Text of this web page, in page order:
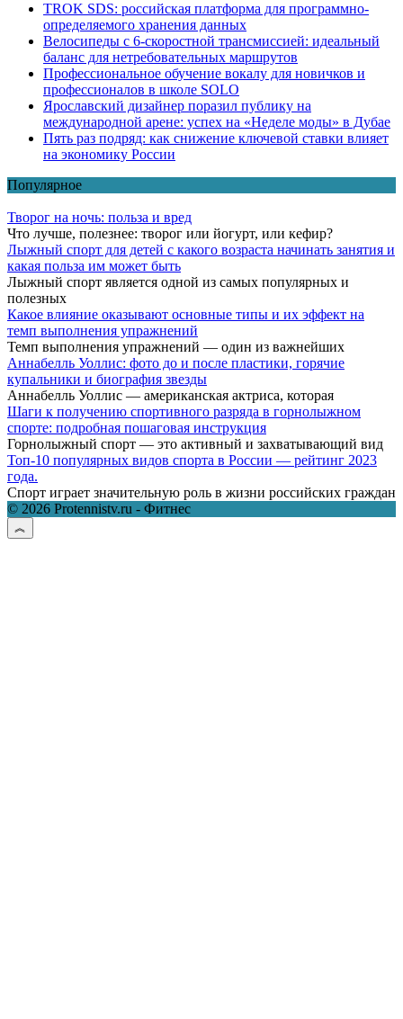
TROK SDS: российская платформа для программно-
определяемого хранения данных
Велосипеды с 6-скоростной трансмиссией: идеальный
баланс для нетребовательных маршрутов
Профессиональное обучение вокалу для новичков и
профессионалов в школе SOLO
Ярославский дизайнер поразил публику на
международной арене: успех на «Неделе моды» в Дубае
Пять раз подряд: как снижение ключевой ставки влияет
на экономику России
Популярное
Творог на ночь: польза и вред
Что лучше, полезнее: творог или йогурт, или кефир?
Лыжный спорт для детей с какого возраста начинать занятия и
какая польза им может быть
Лыжный спорт является одной из самых популярных и
полезных
Какое влияние оказывают основные типы и их эффект на
темп выполнения упражнений
Темп выполнения упражнений — один из важнейших
Аннабелль Уоллис: фото до и после пластики, горячие
купальники и биография звезды
Аннабелль Уоллис — американская актриса, которая
Шаги к получению спортивного разряда в горнолыжном
спорте: подробная пошаговая инструкция
Горнолыжный спорт — это активный и захватывающий вид
Топ-10 популярных видов спорта в России — рейтинг 2023
года.
Спорт играет значительную роль в жизни российских граждан
© 2026 Protennistv.ru - Фитнес